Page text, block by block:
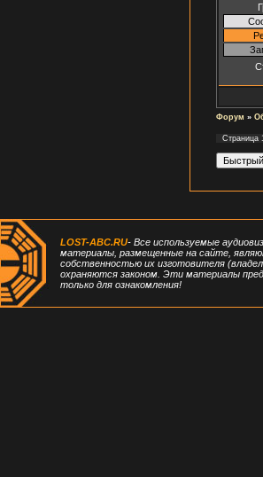
Форум »
Страница 1
LOST-ABC.RU- Все используемые
материалы, размещенные на сайте,
собственностью их изготовителя
охраняются законом. Эти материалы
только для ознакомления!